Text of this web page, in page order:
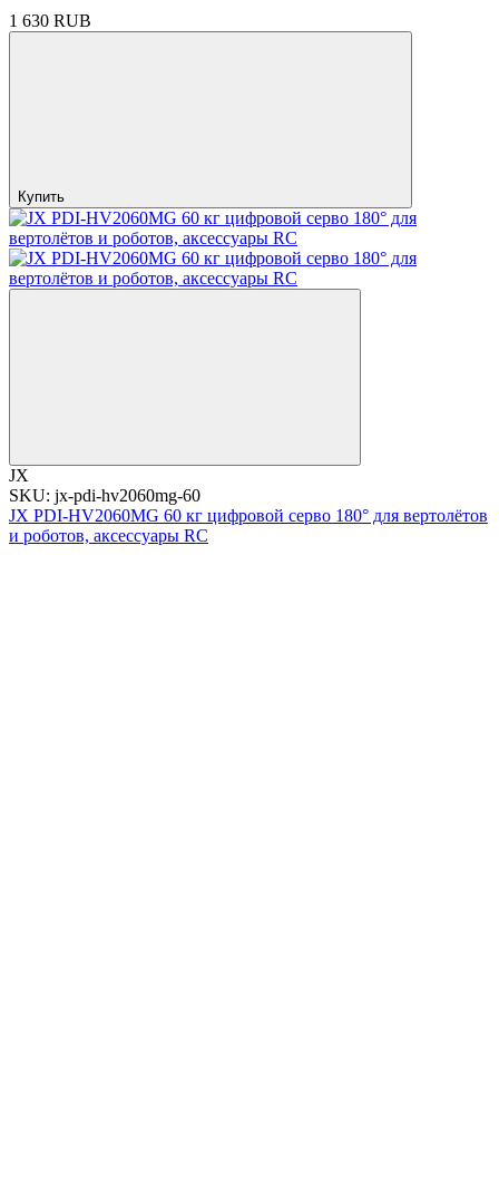
1 630 RUB
Купить
JX
SKU: jx-pdi-hv2060mg-60
JX PDI-HV2060MG 60 кг цифровой серво 180° для вертолётов
и роботов, аксессуары RC